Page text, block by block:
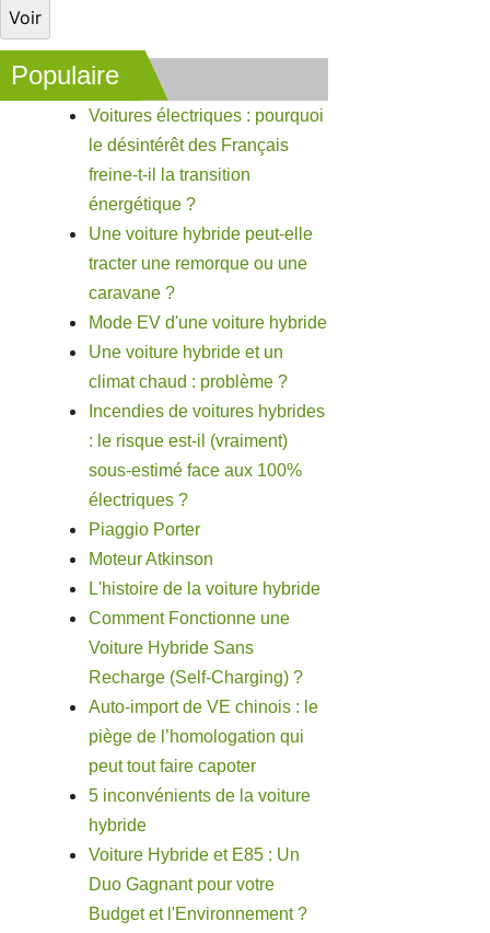
Populaire
Voitures électriques : pourquoi
le désintérêt des Français
freine-t-il la transition
énergétique ?
Une voiture hybride peut-elle
tracter une remorque ou une
caravane ?
Mode EV d'une voiture hybride
Une voiture hybride et un
climat chaud : problème ?
Incendies de voitures hybrides
: le risque est-il (vraiment)
sous-estimé face aux 100%
électriques ?
Piaggio Porter
Moteur Atkinson
L'histoire de la voiture hybride
Comment Fonctionne une
Voiture Hybride Sans
Recharge (Self-Charging) ?
Auto-import de VE chinois : le
piège de l’homologation qui
peut tout faire capoter
5 inconvénients de la voiture
hybride
Voiture Hybride et E85 : Un
Duo Gagnant pour votre
Budget et l'Environnement ?